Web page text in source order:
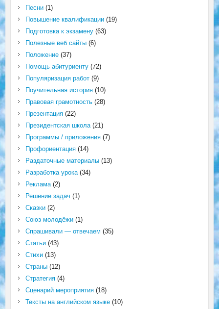
Песни(1)
Повышение квалификации(19)
Подготовка к экзамену(63)
Полезные веб сайты(6)
Положение(37)
Помощь абитуриенту(72)
Популяризация работ(9)
Поучительная история(10)
Правовая грамотность(28)
Презентация(22)
Президентская школа(21)
Программы / приложения(7)
Профориентация(14)
Раздаточные материалы(13)
Разработка урока(34)
Реклама(2)
Решение задач (1)
Сказки(2)
Союз молодёжи(1)
Спрашивали — отвечаем (35)
Статьи(43)
Стихи(13)
Страны(12)
Стратегия(4)
Сценарий мероприятия(18)
Тексты на английском языке(10)